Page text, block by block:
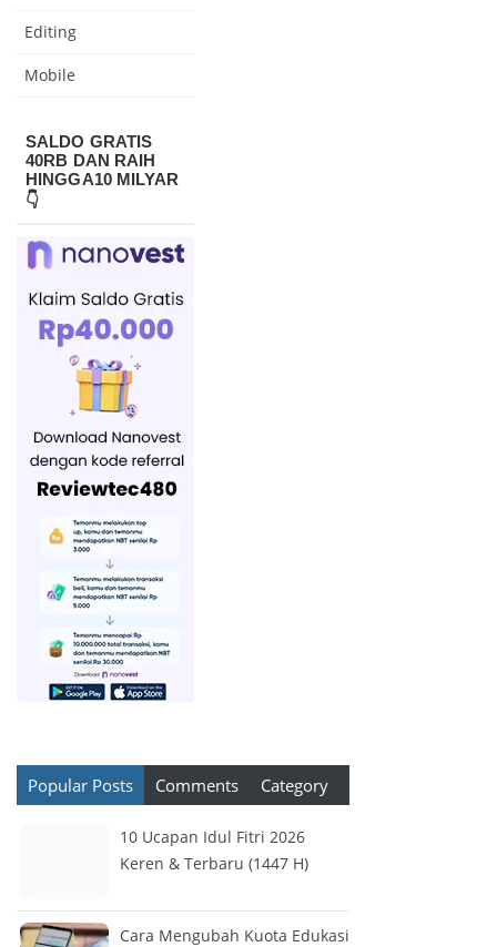
Editing
Mobile
SALDO GRATIS
40RB DAN RAIH
HINGGA10 MILYAR
👇
Popular Posts Comments Category
10 Ucapan Idul Fitri 2026
Keren & Terbaru (1447 H)
Cara Mengubah Kuota Edukasi